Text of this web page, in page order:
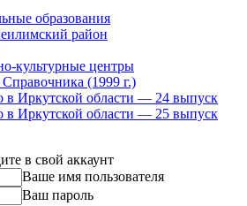
образования
район
культурные центры
Справочника (1999 г.)
в Иркутской области — 24 выпуск
в Иркутской области — 25 выпуск
в свой аккаунт
Ваше имя пользователя
Ваш пароль